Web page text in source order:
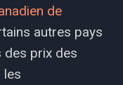
de
autres pays
des prix des
les